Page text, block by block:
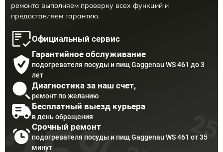
ремонта выполняем проверку всех функций и
предоставляем гарантию.
Официальный сервис
Гарантийное обслуживание
подогревателя посуды и пищ Gaggenau WS 461 до 3
лет
Диагностика за наш счет,
ремонт по желанию
Бесплатный выезд курьера
в день обращения
Срочный ремонт
подогревателя посуды и пищ Gaggenau WS 461 от 35
минут